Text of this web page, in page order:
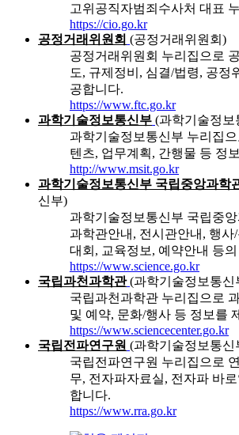
고위공직자범죄수사처 대표
https://cio.go.kr
공정거래위원회 (공정거래위원회)
공정거래위원회 누리집으로
도, 규제정비, 심결/법령, 공정
공합니다.
https://www.ftc.go.kr
과학기술정보통신부 (과학기술정보
과학기술정보통신부 누리집
텐츠, 업무계획, 간행물 등 정
http://www.msit.go.kr
과학기술정보통신부 국립중앙과학
신부)
과학기술정보통신부 국립중
과학관안내, 전시관안내, 행사
대회, 교육정보, 예약안내 등
https://www.science.go.kr
국립과천과학관 (과학기술정보통신
국립과천과학관 누리집으로
및 예약, 문화/행사 등 정보를
https://www.sciencecenter.go.kr
국립전파연구원 (과학기술정보통신
국립전파연구원 누리집으로
무, 전자파자료실, 전자파 바
합니다.
https://www.rra.go.kr